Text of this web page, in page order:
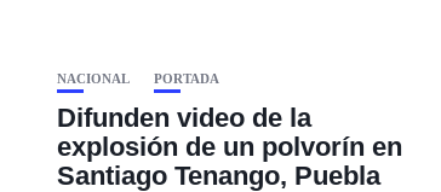
NACIONAL PORTADA
Difunden video de la
explosión de un polvorín en
Santiago Tenango, Puebla